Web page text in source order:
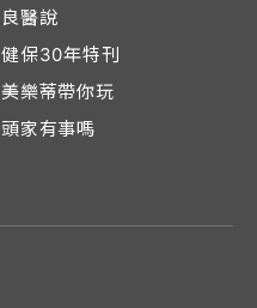
良醫說
健保30年特刊
美樂蒂帶你玩
頭家有事嗎